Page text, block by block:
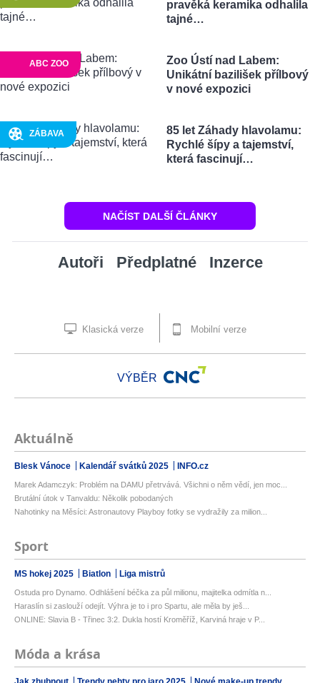
pravěká keramika odhalila
tajné…
ABC ZOO
Zoo Ústí nad Labem:
Unikátní bazilišek přílbový
v nové expozici
ZÁBAVA
85 let Záhady hlavolamu:
Rychlé šípy a tajemství,
která fascinují…
NAČÍST DALŠÍ ČLÁNKY
Autoři Předplatné Inzerce
Klasická verze Mobilní verze
VÝBĚR
Aktuálně
Blesk Vánoce Kalendář svátků 2025 INFO.cz
Marek Adamczyk: Problém na DAMU přetrvává. Všichni o něm vědí, jen moc...
Brutální útok v Tanvaldu: Několik pobodaných
Nahotinky na Měsíci: Astronautovy Playboy fotky se vydražily za milion...
Sport
MS hokej 2025 Biatlon Liga mistrů
Ostuda pro Dynamo. Odhlášení béčka za půl milionu, majitelka odmítla n...
Haraslín si zaslouží odejít. Výhra je to i pro Spartu, ale měla by ješ...
ONLINE: Slavia B - Třinec 3:2. Dukla hostí Kroměříž, Karviná hraje v P...
Móda a krása